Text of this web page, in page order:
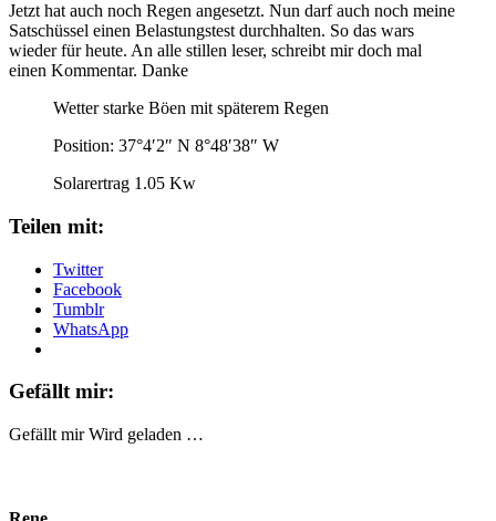
Jetzt hat auch noch Regen angesetzt. Nun darf auch noch meine
Satschüssel einen Belastungstest durchhalten. So das wars
wieder für heute. An alle stillen leser, schreibt mir doch mal
einen Kommentar. Danke
Wetter starke Böen mit späterem Regen
Position: 37°4′2″ N 8°48′38″ W
Solarertrag 1.05 Kw
Teilen mit:
Twitter
Facebook
Tumblr
WhatsApp
Gefällt mir:
Gefällt mir Wird geladen …